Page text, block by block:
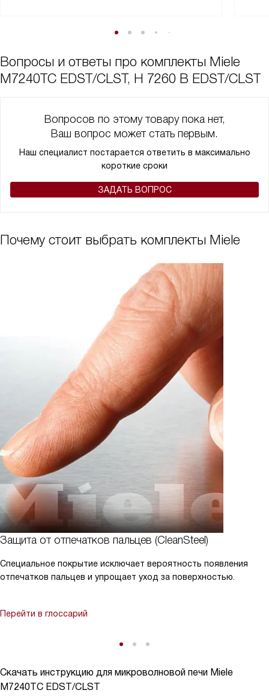
Скачать инструкцию для микроволновой печи Miele
M7240TC EDST/CLST
Вопросы и ответы про комплекты Miele
M7240TC EDST/CLST, H 7260 B EDST/CLST
Вопросов по этому товару пока нет,
Ваш вопрос может стать первым.
Наш специалист постарается ответить в максимально
короткие сроки
ЗАДАТЬ ВОПРОС
Почему стоит выбрать комплекты Miele
Защита от отпечатков пальцев (CleanSteel)
Специальное покрытие исключает вероятность появления
отпечатков пальцев и упрощает уход за поверхностью.
Перейти в глоссарий